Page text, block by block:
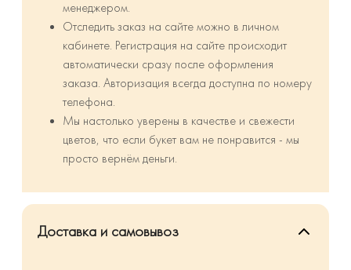
менеджером.
Отследить заказ на сайте можно в личном
кабинете. Регистрация на сайте происходит
автоматически сразу после оформления
заказа. Авторизация всегда доступна по номеру
телефона.
Мы настолько уверены в качестве и свежести
цветов, что если букет вам не понравится - мы
просто вернём деньги.
Доставка и самовывоз